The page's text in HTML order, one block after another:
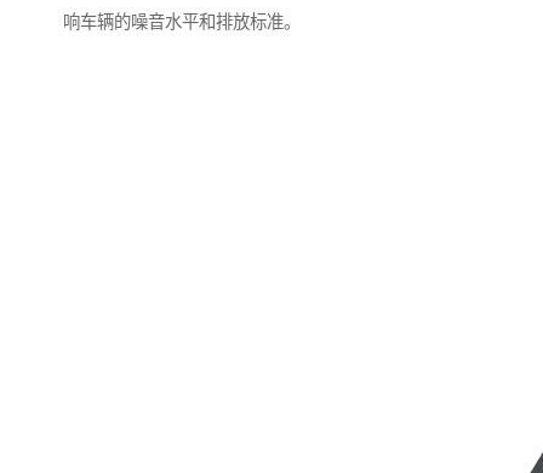
响车辆的噪音水平和排放标准。